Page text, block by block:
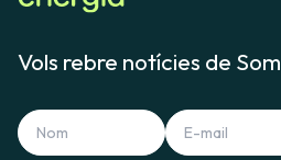
Vols rebre notícies de